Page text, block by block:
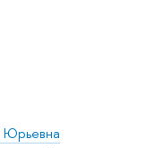
Юрьевна